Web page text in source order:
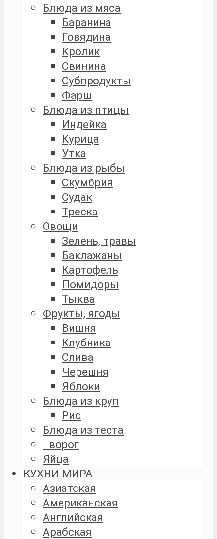
Блюда из мяса
Баранина
Говядина
Кролик
Свинина
Субпродукты
Фарш
Блюда из птицы
Индейка
Курица
Утка
Блюда из рыбы
Скумбрия
Судак
Треска
Овощи
Зелень, травы
Баклажаны
Картофель
Помидоры
Тыква
Фрукты, ягоды
Вишня
Клубника
Слива
Черешня
Яблоки
Блюда из круп
Рис
Блюда из теста
Творог
Яйца
КУХНИ МИРА
Азиатская
Американская
Английская
Арабская